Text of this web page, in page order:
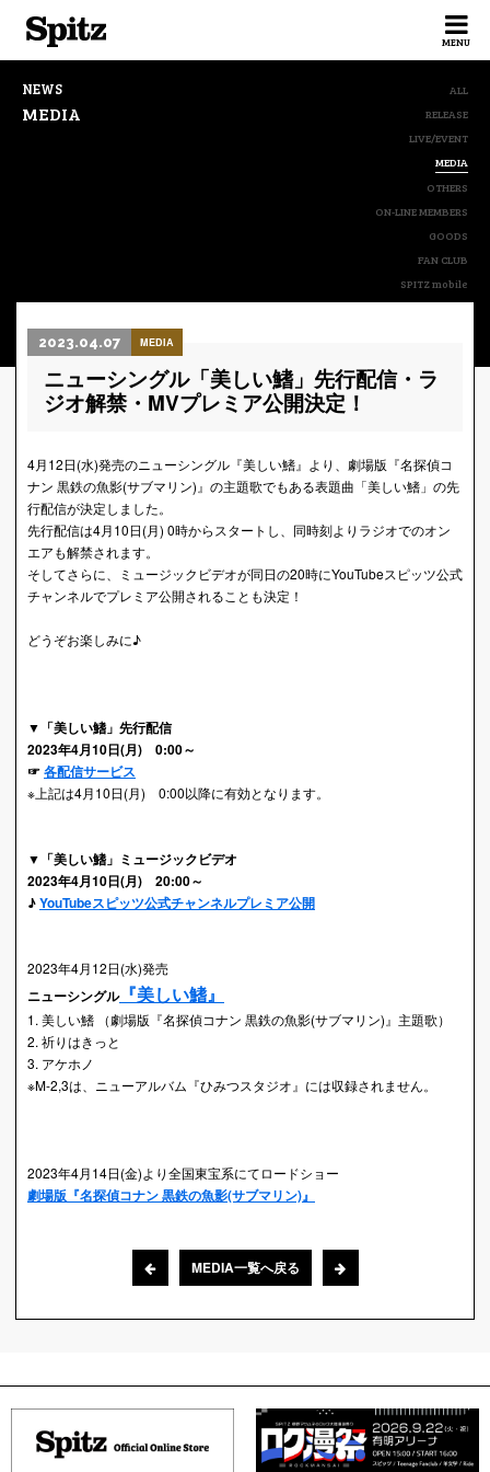
MENU
NEWS
MEDIA
ALL
RELEASE
LIVE/EVENT
MEDIA
OTHERS
ON-LINE MEMBERS
GOODS
FAN CLUB
SPITZ mobile
2023.04.07 MEDIA
ニューシングル「美しい鰭」先行配信・ラ
ジオ解禁・MVプレミア公開決定！
4月12日(水)発売のニューシングル『美しい鰭』より、劇場版『名探偵コ
ナン 黒鉄の魚影(サブマリン)』の主題歌でもある表題曲「美しい鰭」の先
行配信が決定しました。
先行配信は4月10日(月) 0時からスタートし、同時刻よりラジオでのオン
エアも解禁されます。
そしてさらに、ミュージックビデオが同日の20時にYouTubeスピッツ公式
チャンネルでプレミア公開されることも決定！
どうぞお楽しみに♪
▼「美しい鰭」先行配信
2023年4月10日(月) 0:00～
☞各配信サービス
※上記は4月10日(月) 0:00以降に有効となります。
▼「美しい鰭」ミュージックビデオ
2023年4月10日(月) 20:00～
♪YouTubeスピッツ公式チャンネルプレミア公開
2023年4月12日(水)発売
ニューシングル『美しい鰭』
1. 美しい鰭 （劇場版『名探偵コナン 黒鉄の魚影(サブマリン)』主題歌）
2. 祈りはきっと
3. アケホノ
※M-2,3は、ニューアルバム『ひみつスタジオ』には収録されません。
2023年4月14日(金)より全国東宝系にてロードショー
劇場版『名探偵コナン 黒鉄の魚影(サブマリン)』
MEDIA一覧へ戻る